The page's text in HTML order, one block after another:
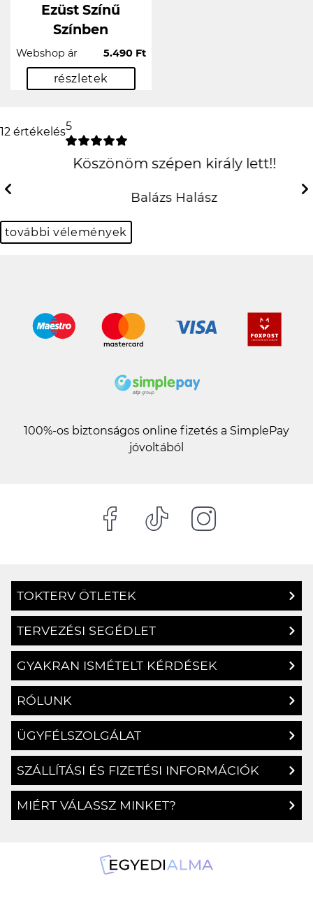
Ezüst Színű
Színben
Webshop ár 5.490 Ft
részletek
12 értékelés5
Köszönöm szépen király
Balázs Halász
Previous Next
további vélemények
jóvoltából
TOKTERV ÖTLETEK
TERVEZÉSI SEGÉDLET
GYAKRAN ISMÉTELT KÉRDÉSEK
RÓLUNK
ÜGYFÉLSZOLGÁLAT
SZÁLLÍTÁSI ÉS FIZETÉSI INFORMÁCIÓK
MIÉRT VÁLASSZ MINKET?